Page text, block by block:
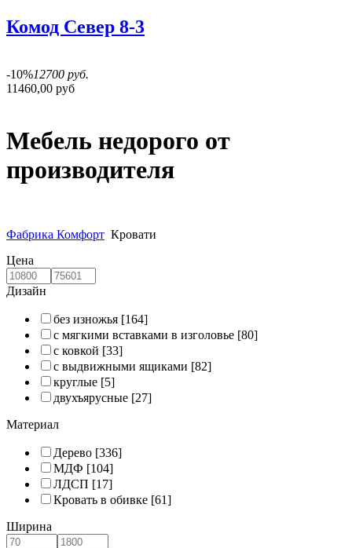
Комод Север 8-3
-10%12700 руб.
11460,00 руб
Мебель недорого от
производителя
Фабрика Комфорт Кровати
Цена
Дизайн
без изножья [164]
с мягкими вставками в изголовье [80]
с ковкой [33]
с выдвижными ящиками [82]
круглые [5]
двухъярусные [27]
Материал
Дерево [336]
МДФ [104]
ЛДСП [17]
Кровать в обивке [61]
Ширина